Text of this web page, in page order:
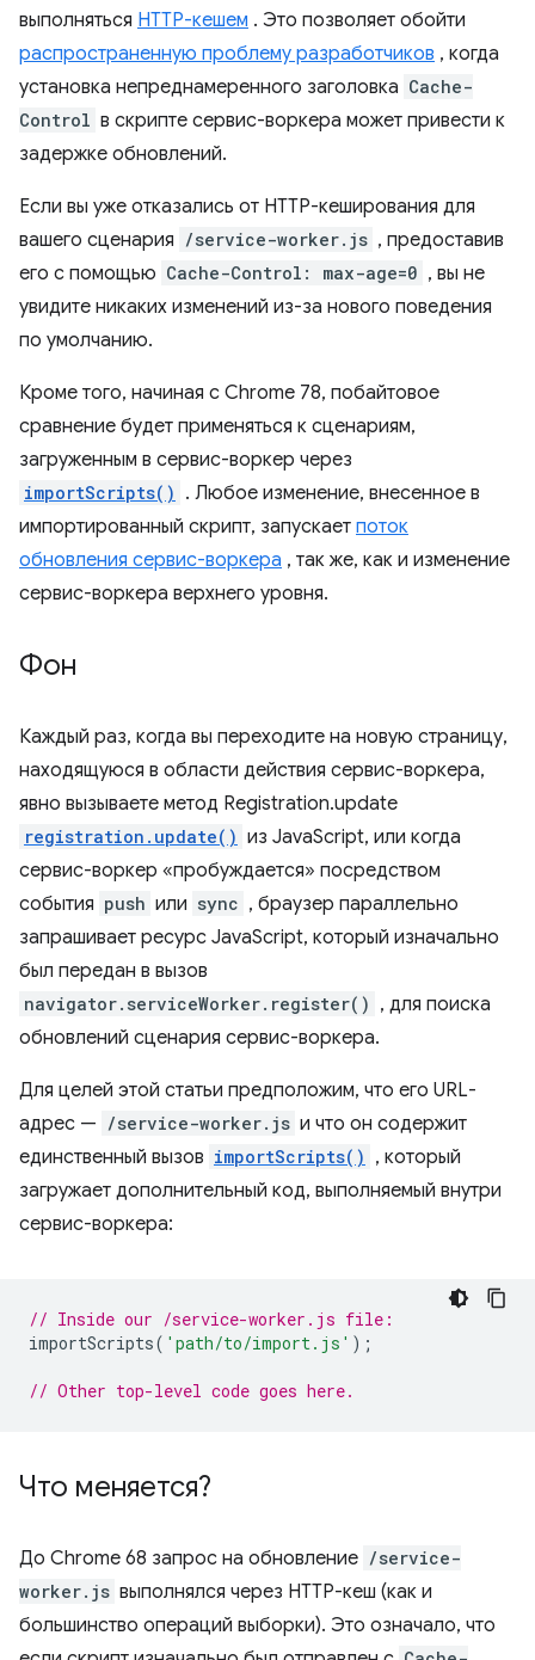
выполняться HTTP-кешем . Это позволяет обойти
распространенную проблему разработчиков , когда
установка непреднамеренного заголовка Cache-
Control в скрипте сервис-воркера может привести к
задержке обновлений.
Если вы уже отказались от HTTP-кеширования для
вашего сценария /service-worker.js , предоставив
его с помощью Cache-Control: max-age=0 , вы не
увидите никаких изменений из-за нового поведения
по умолчанию.
Кроме того, начиная с Chrome 78, побайтовое
сравнение будет применяться к сценариям,
загруженным в сервис-воркер через
importScripts() . Любое изменение, внесенное в
импортированный скрипт, запускает поток
обновления сервис-воркера , так же, как и изменение
сервис-воркера верхнего уровня.
Фон
Каждый раз, когда вы переходите на новую страницу,
находящуюся в области действия сервис-воркера,
явно вызываете метод Registration.update
registration.update() из JavaScript, или когда
сервис-воркер «пробуждается» посредством
события push или sync , браузер параллельно
запрашивает ресурс JavaScript, который изначально
был передан в вызов
navigator.serviceWorker.register() , для поиска
обновлений сценария сервис-воркера.
Для целей этой статьи предположим, что его URL-
адрес — /service-worker.js и что он содержит
единственный вызов importScripts() , который
загружает дополнительный код, выполняемый внутри
сервис-воркера:
// Inside our /service-worker.js file:
importScripts( 'path/to/import.js' );
// Other top-level code goes here.
Что меняется?
До Chrome 68 запрос на обновление /service-
worker.js выполнялся через HTTP-кеш (как и
большинство операций выборки). Это означало, что